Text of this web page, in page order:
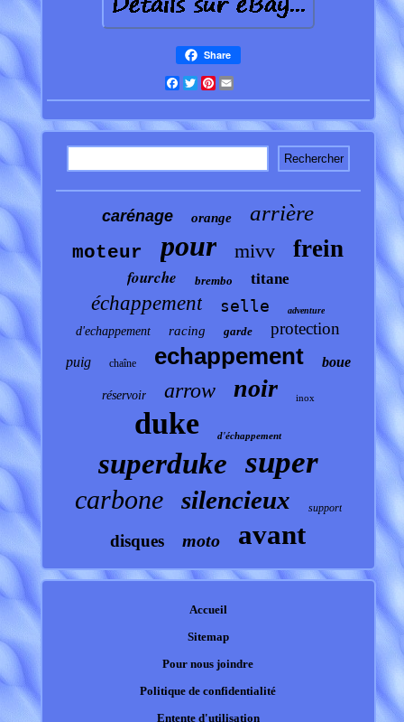
Share
Facebook
TwitterPinterest
carénage orange arrière
moteur pour mivv frein
fourche brembo titane
échappement selle adventure
d'echappement racing garde protection
puig chaîne echappement boue
réservoir arrow noir inox
duke d'échappement
superduke super
carbone silencieux support
disques moto avant
Accueil
Sitemap
Pour nous joindre
Politique de confidentialité
Entente d'utilisation